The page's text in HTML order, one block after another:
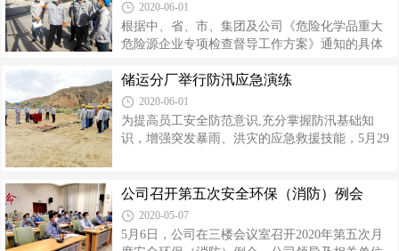
废危废管理薄弱环节进行深度分析。此次颁布的
新《固废法》与化工行业密切相关的主要有五个
方面：一是明确固体废物污染环境防治坚持减量
化、资源化和无害化原则。二是强化政府及其有
关部门监督管理责任。明确
2020-06-01
根据中、省、市、集团及公司《危险化学品重大
危险源企业专项检查督导工作方案》通知的具体
长邱元金带领储运分厂、PVC分厂负责人，安
全、环保、设备、自控、仪表等专业人员组成自
查组，对公司一、二期电石库，乙炔发生清净装
置，乙炔气柜四个重大危险源进行专项检查。自
大危险源的安全设施、仪表、安全联锁、消防等
设备设施；询问了解现场操作人员对重大危险源
的风险辨识、防控措施的掌握情况；查看
储运分厂举行防汛应急演练
2020-06-01
为提高员工安全防范意识,充分掌握防汛基础知
识，增强突发暴雨、洪灾的应急救援技能，5月29
景模拟渣场电石渣库持续强降雨，渣场B渣库内积
水急剧增加，库南北坝体受库水浸泡和雨水冲
涮，局部出现渗流、沉降、滑坡，有溃坝危险，
分厂立即启动分厂级防汛应急救援预案进行处
公司召开第五次安全环保（消防）例会
2020-05-07
5月6日，公司在三楼会议室召开2020年第五次月